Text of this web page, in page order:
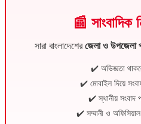
📰 সাংবাদিক
সারা বাংলাদেশেরজেলা ও উপজেলা
✔️ অভিজ্ঞতা
✔️ মোবাইল দিয়ে
✔️ স্থানীয় সংবাদ
✔️ সম্মানী ও